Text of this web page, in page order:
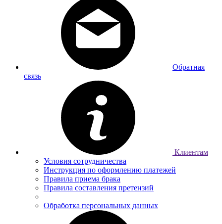
Обратная
связь
Клиентам
Условия сотрудничества
Инструкция по оформлению платежей
Правила приема брака
Правила составления претензий
Обработка персональных данных